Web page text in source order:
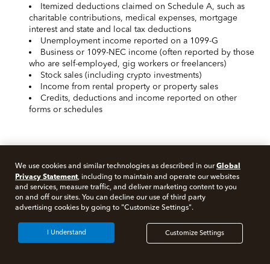
Itemized deductions claimed on Schedule A, such as
charitable contributions, medical expenses, mortgage
interest and state and local tax deductions
Unemployment income reported on a 1099-G
Business or 1099-NEC income (often reported by those
who are self-employed, gig workers or freelancers)
Stock sales (including crypto investments)
Income from rental property or property sales
Credits, deductions and income reported on other
forms or schedules
Unless otherwise stated, strikethrough prices reflect anticipated
late-season pricing (4/1–10/31; for S-corps & partnerships, 5/1–
10/31).
We use cookies and similar technologies as described in ourGlobal
Privacy Statement, including to maintain and operate our websites
and services, measure traffic, and deliver marketing content to you
on and off our sites. You can decline our use of third party
advertising cookies by going to "Customize Settings".
Customize Settings
I Understand